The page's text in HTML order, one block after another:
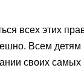
всех этих
Всем детям
своих самых